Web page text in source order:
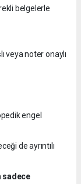
belgelerle
veya noter onaylı
engel
de ayrıntılı
sadece